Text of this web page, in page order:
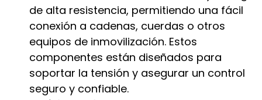
de alta resistencia, permitiendo una fácil
conexión a cadenas, cuerdas o otros
equipos de inmovilización. Estos
componentes están diseñados para
soportar la tensión y asegurar un control
seguro y confiable.